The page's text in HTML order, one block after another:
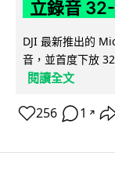
立錄音
DJI 最新推出的
音，並首度下放
閱讀全文
256 1 ↗